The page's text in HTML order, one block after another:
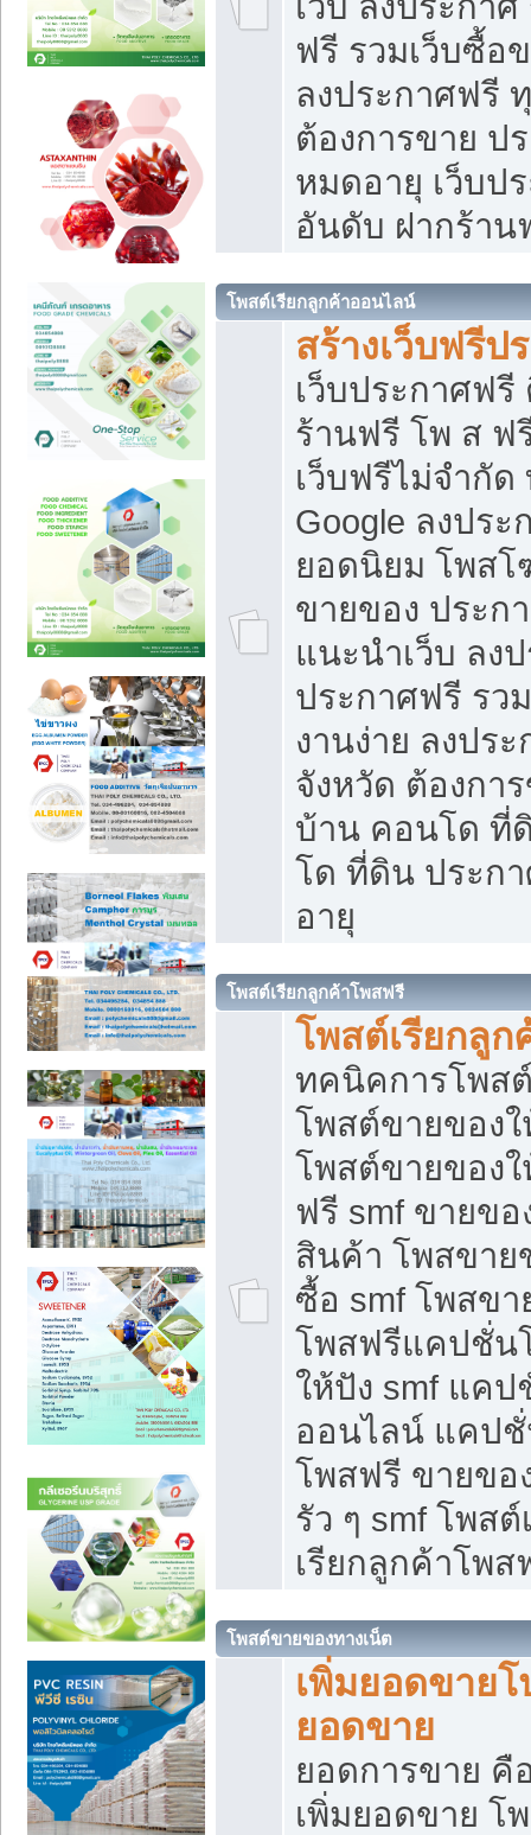
ฟรี รวมเว็บซื้อ
ลงประกาศฟรี
ต้องการขาย ป
หมดอายุ เว็บป
อันดับ ฝากร้าน
โพสต์เรียกลูกค้าออนไลน์
สร้างเว็บฟรีป
เว็บประกาศฟ
ร้านฟรี โพ ส ฟ
เว็บฟรีไม่จำกัด
Google ลงประ
ยอดนิยม โพส
ขายของ ประก
แนะนำเว็บ ลง
ประกาศฟรี รว
งานง่าย ลงปร
จังหวัด ต้องกา
บ้าน คอนโด ที่
โด ที่ดิน ประก
อายุ
โพสต์เรียกลูกค้าโพสฟรี
โพสต์เรียกลูก
ทคนิคการโพส
โพสต์ขายของ
โพสต์ขายของ
ฟรี smf ขายข
สินค้า โพสขาย
ซื้อ smf โพสข
โพสฟรีแคปชั่น
ให้ปัง smf แค
ออนไลน์ แคป
โพสฟรี ขายขอ
รัว ๆ smf โพส
เรียกลูกค้าโพส
โพสต์ขายของทางเน็ต
เพิ่มยอดขาย
ยอดขาย
ยอดการขาย คื
เพิ่มยอดขาย โ